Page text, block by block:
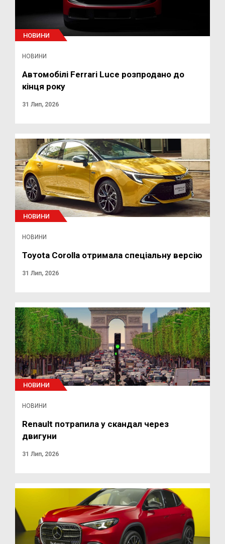
НОВИНИ
НОВИНИ
Автомобілі Ferrari Luce розпродано до
кінця року
31 Лип, 2026
НОВИНИ
НОВИНИ
Toyota Corolla отримала спеціальну версію
31 Лип, 2026
НОВИНИ
НОВИНИ
Renault потрапила у скандал через
двигуни
31 Лип, 2026